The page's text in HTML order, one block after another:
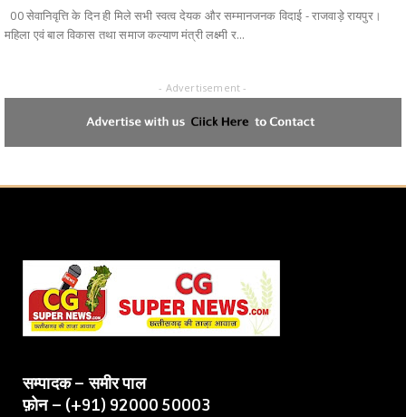
00 सेवानिवृत्ति के दिन ही मिले सभी स्वत्व देयक और सम्मानजनक विदाई - राजवाड़े रायपुर।
महिला एवं बाल विकास तथा समाज कल्याण मंत्री लक्ष्मी र...
- Advertisement -
सम्पादक – समीर पाल
फ़ोन – (+91) 92000 50003